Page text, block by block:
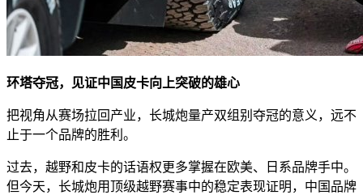
环塔夺冠，见证中国皮卡向上突破的雄心
把视角从赛场拉回产业，长城炮量产双组别夺冠的意义，远不
止于一个品牌的胜利。
过去，越野和皮卡的话语权更多掌握在欧美、日系品牌手中。
但今天，长城炮用顶级越野赛事中的稳定表现证明，中国品牌